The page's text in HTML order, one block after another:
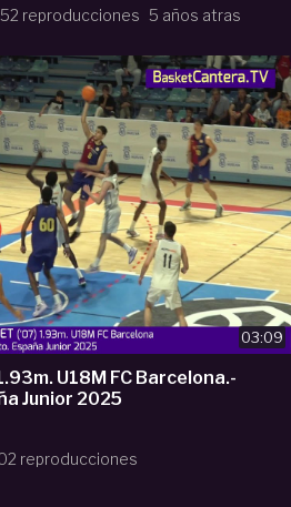
reproducciones 5 años atras
03:09
U18M FC Barcelona.-
Junior 2025
reproducciones